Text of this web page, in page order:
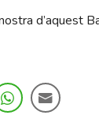
d’aquest